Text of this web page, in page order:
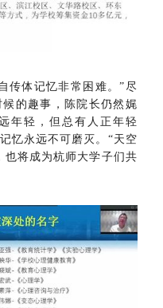
传体记忆非常困难。”尽
的趣事，陈院长仍然娓
年轻，但总有人正年轻
忆永远不可磨灭。“天空
也将成为杭师大学子们共